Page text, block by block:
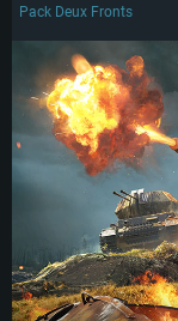
Pack Deux Fronts